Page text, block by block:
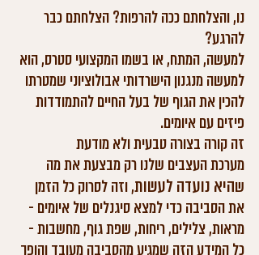
נו, והצלחתם ככה להרפות? הצלחתם כבר
להרגע?
למעשה, המתח, או בשמו המקצועי סטרס, הוא
למעשה מנגנון הישרדותי אבולוציוני שמטרתו
להכין את הגוף של בעל החיים להתמודדות
פיזים עם איומים.
זה קורה בצורה טבעית ולא מודעת
מערכת העצבים שלנו רק מבצעת את מה
שהיא נועדה לעשות, וזה לסרוק כל הזמן
את הסביבה כדי למצא סיגנלים של איומים -
מראות, צלילים, ריחות, שפת גוף, מחשבות -
כל המידע הזה שמגיע מהסביבה מעובד והופך